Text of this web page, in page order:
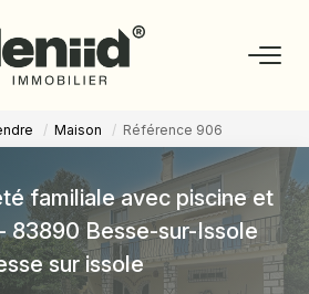
NOS BIENS
CONSEILLERS
Maison Référence 906
familiale avec piscine et
83890 Besse-sur-Issole
sur issole